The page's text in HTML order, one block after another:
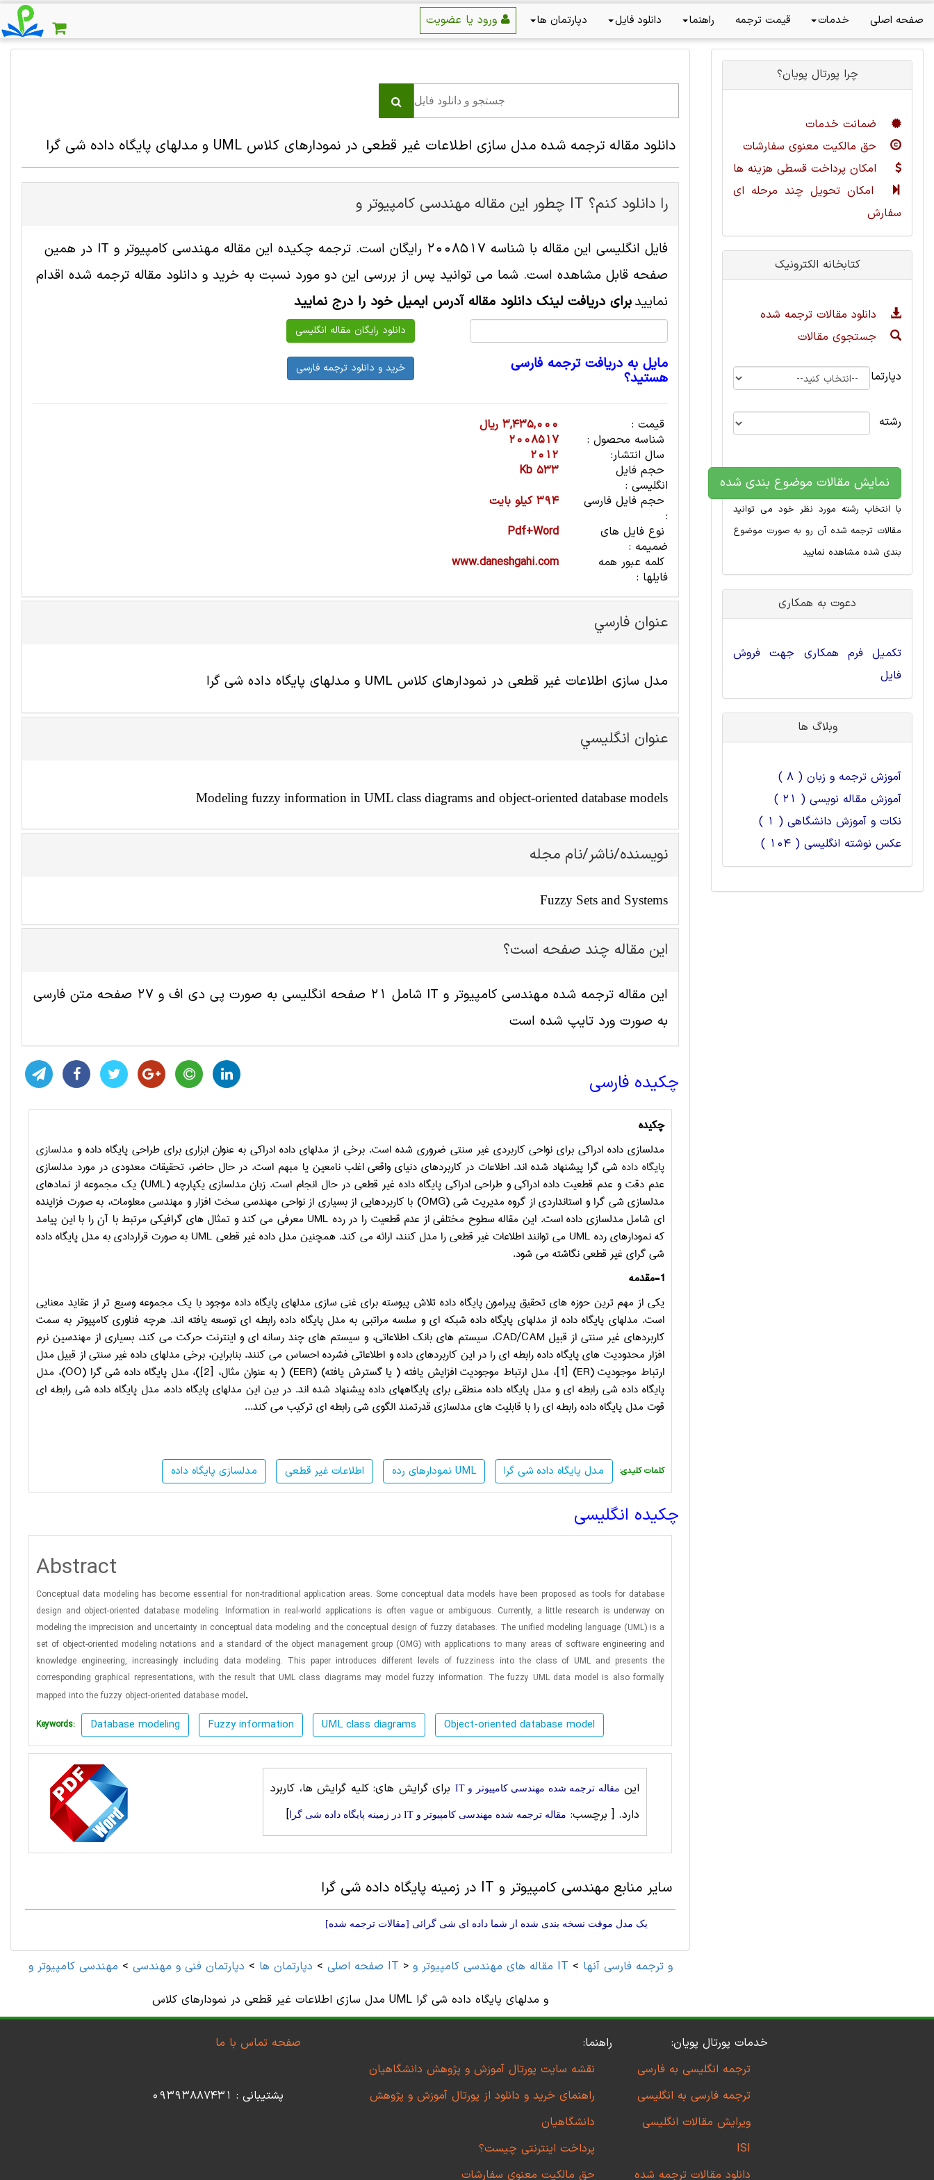
صفحه اصلی خدمات قیمت ترجمه راهنما دانلود فایل دپارتمان ها
دانلود مقاله ترجمه شده مدل سازی اطلاعات غیر قطعی در نمودارهای کلاس UML و مدلهای پایگاه داده شی گرا
چطور این مقاله مهندسی کامپیوتر و IT را دانلود کنم؟
فایل انگلیسی این مقاله با شناسه 2008517 رایگان است. ترجمه چکیده این مقاله مهندسی کامپیوتر و IT در همین
صفحه قابل مشاهده است. شما می توانید پس از بررسی این دو مورد نسبت به خرید و دانلود مقاله ترجمه شده اقدام
نماییدبرای دریافت لینک دانلود مقاله آدرس ایمیل خود را درج نمایید
مایل به دریافت ترجمه فارسی
هستید؟
قیمت :
3,435,000 ریال
شناسه محصول :
2008517
سال انتشار:
2012
حجم فایل
انگلیسی :
533 Kb
حجم فایل فارسی
:
394 کیلو بایت
نوع فایل های
ضمیمه :
Pdf+Word
کلمه عبور همه
فایلها :
www.daneshgahi.com
عنوان فارسي
مدل سازی اطلاعات غیر قطعی در نمودارهای کلاس UML و مدلهای پایگاه داده شی گرا
عنوان انگليسي
Modeling fuzzy information in UML class diagrams and object-oriented database models
نویسنده/ناشر/نام مجله
Fuzzy Sets and Systems
این مقاله چند صفحه است؟
این مقاله ترجمه شده مهندسی کامپیوتر و IT شامل 21 صفحه انگلیسی به صورت پی دی اف و 27 صفحه متن فارسی
به صورت ورد تایپ شده است
چکیده فارسی
چکیده
مدلسازی داده ادراکی برای نواحی کاربردی غیر سنتی ضروری شده است. برخی از مدلهای داده ادراکی به عنوان ابزاری برای طراحی پایگاه داده و مدلسازی
پایگاه دادهشی گرا پیشنهاد شده اند. اطلاعات در کاربردهای دنیای واقعی اغلب نامعین یا مبهم است. در حال حاضر، تحقیقات معدودی در مورد مدلسازی
عدم دقت و عدم قطعیت داده ادراکی و طراحی ادراکی پایگاه داده غیر قطعی در حال انجام است. زبان مدلسازی یکپارچه (UML) یک مجموعه از نمادهای
مدلسازی شی گرا و استانداردی از گروه مدیریت شی (OMG) با کاربردهایی از بسیاری از نواحی مهندسی سخت افزار و مهندسی معلومات، به صورت فزاینده
ای شامل مدلسازی داده است. این مقاله سطوح مختلفی از عدم قطعیت را در رده UML معرفی می کند و تمثال های گرافیکی مرتبط با آن را با این پیامد
که نمودارهای رده UML می توانند اطلاعات غیر قطعی را مدل کنند، ارائه می کند. همچنین مدل داده غیر قطعی UML به صورت قراردادی به مدل پایگاه داده
شی گرای غیر قطعی نگاشته می شود.
1-مقدمه
یکی از مهم ترین حوزه های تحقیق پیرامون پایگاه داده تلاش پیوسته برای غنی سازی مدلهای پایگاه داده موجود با یک مجموعه وسیع تر از عقاید معنایی
است. مدلهای پایگاه داده از مدلهای پایگاه داده شبکه ای و سلسه مراتبی به مدل پایگاه داده رابطه ای توسعه یافته اند. هرچه فناوری کامپیوتر به سمت
کاربردهای غیر سنتی از قبیل CAD/CAM، سیستم های بانک اطلاعاتی، و سیستم های چند رسانه ای و اینترنت حرکت می کند، بسیاری از مهندسین نرم
افزار محدودیت های پایگاه داده رابطه ای را در این کاربردهای داده و اطلاعاتی فشرده احساس می کنند. بنابراین، برخی مدلهای داده غیر سنتی از قبیل مدل
ارتباط موجودیت (ER
)
]
1
[، مدل ارتباط موجودیت افزایش یافته ( یا گسترش یافته) (EER) ( به عنوان مثال، ]
2
[)، مدل پایگاه داده شی گرا (OO)، مدل
پایگاه داده شی رابطه ای و مدل پایگاه داده منطقی برای پایگاههای داده پیشنهاد شده اند. در بین این مدلهای پایگاه داده، مدل پایگاه داده شی رابطه ای
قوت مدل پایگاه داده رابطه ای را با قابلیت های مدلسازی قدرتمند الگوی شی رابطه ای ترکیب می کند...
مدلسازی پایگاه داده اطلاعات غیر قطعی نمودارهای رده UML مدل پایگاه داده شی گرا :کلمات کلیدی
چکیده انگلیسی
Abstract
Conceptual data modeling has become essential for non-traditional application areas. Some conceptual data models have been proposed as tools for database
design and object-oriented database modeling. Information in real-world applications is often vague or ambiguous. Currently, a little research is underway on
modeling the imprecision and uncertainty in conceptual data modeling and the conceptual design of fuzzy databases. The unified modeling language (UML) is a
set of object-oriented modeling notations and a standard of the object management group (OMG) with applications to many areas of software engineering and
knowledge engineering, increasingly including data modeling. This paper introduces different levels of fuzziness into the class of UML and presents the
corresponding graphical representations, with the result that UML class diagrams may model fuzzy information. The fuzzy UML data model is also formally
mapped into the fuzzy object-oriented database model.
Keywords: Database modeling Fuzzy information UML class diagrams Object-oriented database model
این مقاله ترجمه شده مهندسی کامپیوتر و IT
برای گرایش های: کلیه گرایش ها، کاربرد
دارد. [ برچسب: مقاله ترجمه شده مهندسی کامپیوتر و IT در زمینه پایگاه داده شی گرا ]
سایر منابع مهندسی کامپیوتر و IT در زمینه پایگاه داده شی گرا
یک مدل موقت نسخه بندی شده از شما داده ای شی گرائی [مقالات ترجمه شده]
صفحه اصلی > دپارتمان ها > دپارتمان فنی و مهندسی > مهندسی کامپیوتر و IT > مقاله های مهندسی کامپیوتر و IT و ترجمه فارسی آنها >
مدل سازی اطلاعات غیر قطعی در نمودارهای کلاس UML و مدلهای پایگاه داده شی گرا
چرا پورتال پویان؟
ضمانت خدمات
حق مالکیت معنوی سفارشات
امکان پرداخت قسطی هزینه ها
امکان تحویل چند مرحله ای
سفارش
کتابخانه الکترونیک
دانلود مقالات ترجمه شده
جستجوی مقالات
دپارتمان
رشته
نمایش مقالات موضوع بندی شده
با انتخاب رشته مورد نظر خود می توانید
مقالات ترجمه شده آن رو به صورت موضوع
بندی شده مشاهده نمایید
دعوت به همکاری
تکمیل فرم همکاری جهت فروش
فایل
وبلاگ ها
آموزش ترجمه و زبان ( 8 )
آموزش مقاله نویسی ( 21 )
نکات و آموزش دانشگاهی ( 1 )
عکس نوشته انگلیسی ( 104 )
خدمات پورتال پویان:
ترجمه انگلیسی به فارسی
ترجمه فارسی به انگلیسی
ویرایش مقالات انگلیسی
ISI
دانلود مقالات ترجمه شده
راهنما:
نقشه سایت پورتال آموزش و پژوهش دانشگاهیان
راهنمای خرید و دانلود از پورتال آموزش و پژوهش
دانشگاهیان
پرداخت اینترنتی چیست؟
حق مالکیت معنوی سفارشات
صفحه تماس با ما
پشتیبانی : 09393887431